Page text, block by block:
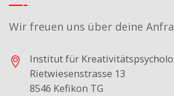
Wir freuen uns über deine
Institut für
Rietwiesenstrasse 13
8546 Kefikon TG